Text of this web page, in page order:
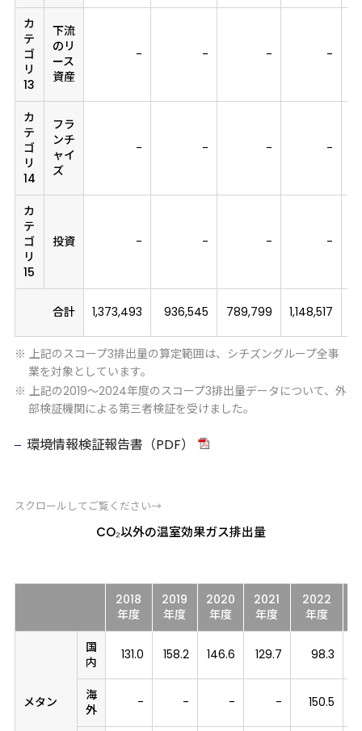
カ
テ
ゴ
リ
13
下流
のリ
ース
資産
- - - -
カ
テ
ゴ
リ
14
フラ
ンチ
ャイ
ズ
- - - -
カ
テ
ゴ
リ
15
投資 - - - -
合計 1,373,493 936,545 789,799 1,148,517
※ 上記のスコープ3排出量の算定範囲は、シチズングループ全事
業を対象としています。
※ 上記の2019～2024年度のスコープ3排出量データについて、外
部検証機関による第三者検証を受けました。
環境情報検証報告書（PDF）
スクロールしてご覧ください→
CO₂以外の温室効果ガス排出量
2018
年度
2019
年度
2020
年度
2021
年度
2022
年度
メタン
国
内
131.0 158.2 146.6 129.7 98.3
海
外
- - - - 150.5